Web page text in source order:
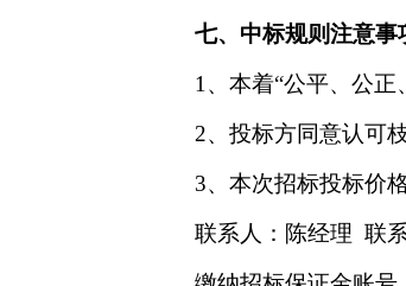
七、中标规则注意事
1 、本着“公平、公正
2、投标方同意认可
3、本次招标投标价
联系人：陈经理 联